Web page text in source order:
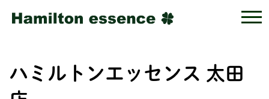
ハミルトンエッセンス 太田